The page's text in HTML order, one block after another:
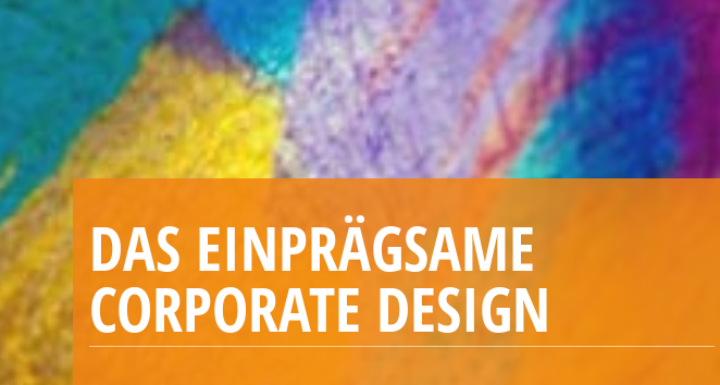
DAS EINPRÄGSAME
CORPORATE DESIGN